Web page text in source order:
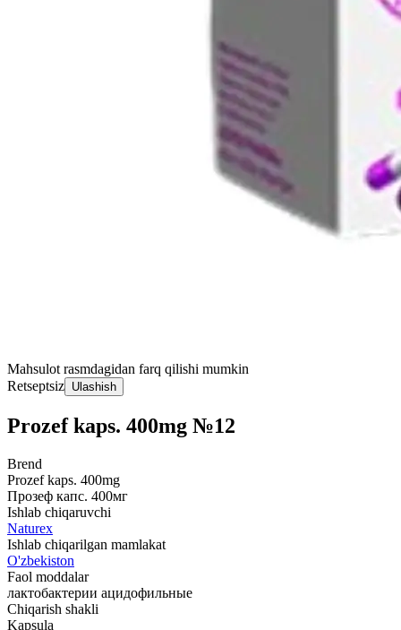
Mahsulot rasmdagidan farq qilishi mumkin
Retseptsiz Ulashish
Prozef kaps. 400mg №12
Brend
Prozef kaps. 400mg
Прозеф капс. 400мг
Ishlab chiqaruvchi
Naturex
Ishlab chiqarilgan mamlakat
O'zbekiston
Faol moddalar
лактобактерии ацидофильные
Chiqarish shakli
Kapsula